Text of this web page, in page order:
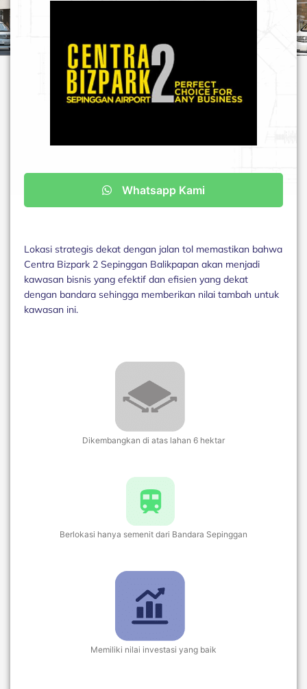
Whatsapp Kami
Lokasi strategis dekat dengan jalan tol memastikan bahwa
Centra Bizpark 2 Sepinggan Balikpapan akan menjadi
kawasan bisnis yang efektif dan efisien yang dekat
dengan bandara sehingga memberikan nilai tambah untuk
kawasan ini.
Dikembangkan di atas lahan 6 hektar
Berlokasi hanya semenit dari Bandara Sepinggan
Memiliki nilai investasi yang baik